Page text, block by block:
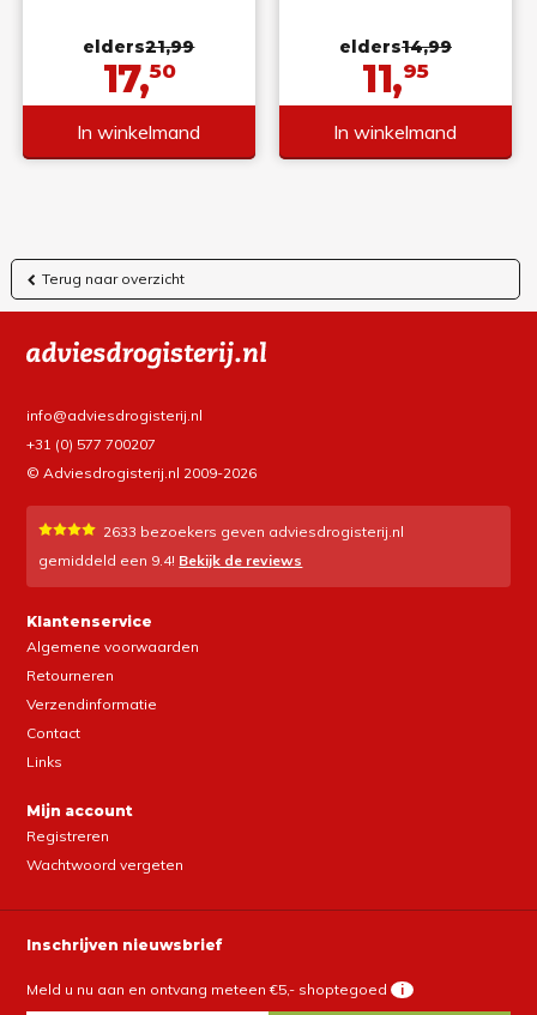
elders21,99
17,50
In winkelmand
elders14,99
11,95
In winkelmand
Terug naar overzicht
info@adviesdrogisterij.nl
+31 (0) 577 700207
© Adviesdrogisterij.nl 2009-2026
2633 bezoekers geven adviesdrogisterij.nl
gemiddeld een 9.4! Bekijk de reviews
Klantenservice
Algemene voorwaarden
Retourneren
Verzendinformatie
Contact
Links
Mijn account
Registreren
Wachtwoord vergeten
Inschrijven nieuwsbrief
Meld u nu aan en ontvang meteen €5,- shoptegoed i